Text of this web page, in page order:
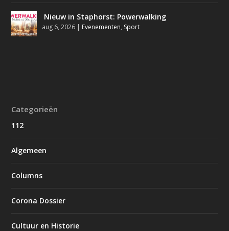
Nieuw in Staphorst: Powerwalking
aug 6, 2026 | Evenementen, Sport
Categorieën
112
Algemeen
Columns
Corona Dossier
Cultuur en Historie